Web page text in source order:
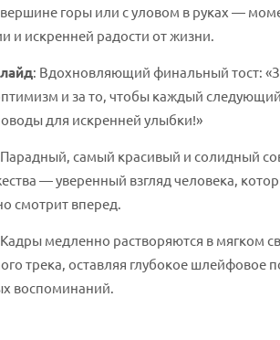
горы или с уловом в руках —
и искренней радости от жизни.
: Вдохновляющий финальный тост:
и за то, чтобы каждый
для искренней улыбки!»
самый красивый и солидный
— уверенный взгляд человека,
смотрит вперед.
медленно растворяются в мягком
трека, оставляя глубокое шлейфовое
воспоминаний.